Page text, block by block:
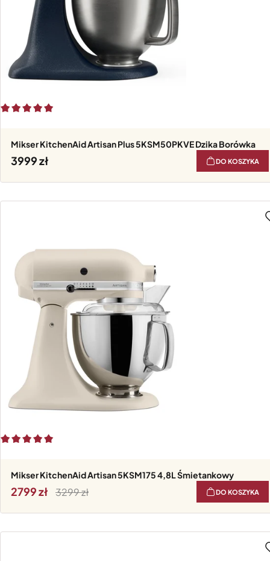
Mikser KitchenAid Artisan Plus 5KSM50PKVE Dzika Borówka
3999 DO KOSZYKA
Mikser KitchenAid Artisan 5KSM175 4,8L Śmietankowy
2799 3299 DO KOSZYKA